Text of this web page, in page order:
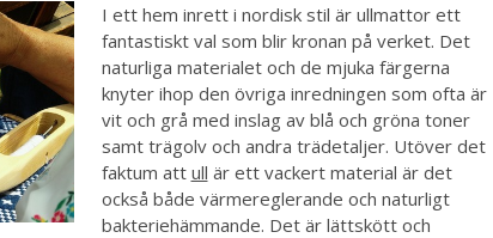
I ett hem inrett i nordisk stil är ullmattor ett
fantastiskt val som blir kronan på verket. Det
naturliga materialet och de mjuka färgerna
knyter ihop den övriga inredningen som ofta är
vit och grå med inslag av blå och gröna toner
samt trägolv och andra trädetaljer. Utöver det
faktum att ull är ett vackert material är det
också både värmereglerande och naturligt
bakteriehämmande. Det är lättskött och